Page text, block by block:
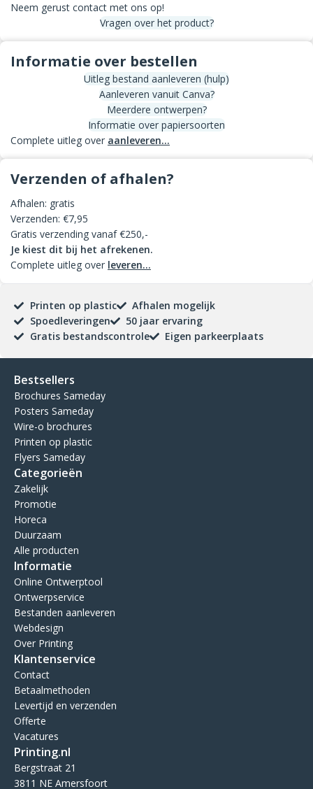
Neem gerust contact met ons op!
Vragen over het product?
Informatie over bestellen
Uitleg bestand aanleveren (hulp)
Aanleveren vanuit Canva?
Meerdere ontwerpen?
Informatie over papiersoorten
Complete uitleg over aanleveren...
Verzenden of afhalen?
Afhalen: gratis
Verzenden: €7,95
Gratis verzending vanaf €250,-
Je kiest dit bij het afrekenen.
Complete uitleg over leveren...
Printen op plastic
Afhalen mogelijk
Spoedleveringen
50 jaar ervaring
Gratis bestandscontrole
Eigen parkeerplaats
Bestsellers
Brochures Sameday
Posters Sameday
Wire-o brochures
Printen op plastic
Flyers Sameday
Categorieën
Zakelijk
Promotie
Horeca
Duurzaam
Alle producten
Informatie
Online Ontwerptool
Ontwerpservice
Bestanden aanleveren
Webdesign
Over Printing
Klantenservice
Contact
Betaalmethoden
Levertijd en verzenden
Offerte
Vacatures
Printing.nl
Bergstraat 21
3811 NE Amersfoort